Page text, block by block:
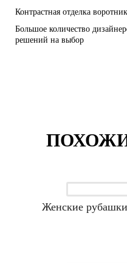
Контрастная отделка
Большое количество
решений на выбор
Женские